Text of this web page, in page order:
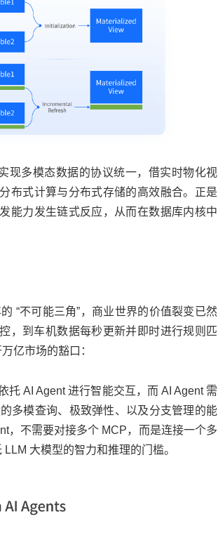
现多模态数据的协议统一，借实时物化视
布式计算与分布式存储的高效融合。正是
能力发生链式反应，从而在数据库内核中
“不可能三角”，商业世界的价值裂变已然
到车机数据每秒更新并即时进行规则匹
亿市场的豁口：
托 AI Agent 进行智能交互，而 AI Agent 需
多模查询、极致弹性、以及分支管理的能
，不需要对接多个 MCP，而是连接一个多
大模型的智力和推理的门槛。